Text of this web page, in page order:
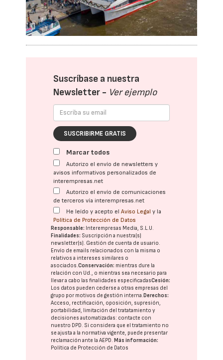
Suscríbase a nuestra
Newsletter - Ver ejemplo
SUSCRIBIRME GRATIS
Marcar todos
Autorizo el envío de newsletters y
avisos informativos personalizados de
interempresas.net
Autorizo el envío de comunicaciones
de terceros vía interempresas.net
He leído y acepto elAviso Legal y la
Política de Protección de Datos
Responsable: Interempresas Media, S.L.U.
Finalidades: Suscripción a nuestra(s)
newsletter(s). Gestión de cuenta de usuario.
Envío de emails relacionados con la misma o
relativos a intereses similares o
asociados.Conservación: mientras dure la
relación con Ud., o mientras sea necesario para
llevar a cabo las finalidades especificadasCesión:
Los datos pueden cederse a otras empresas del
grupo por motivos de gestión interna.Derechos:
Acceso, rectificación, oposición, supresión,
portabilidad, limitación del tratatamiento y
decisiones automatizadas: contacte con
nuestro DPD. Si considera que el tratamiento no
se ajusta a la normativa vigente, puede presentar
reclamación ante laAEPD.Más información:
Política de Protección de Datos